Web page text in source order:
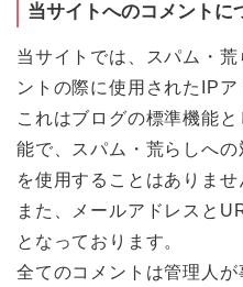
当サイトへのコメントに
当サイトでは、スパム・
ントの際に使用されたIPア
これはブログの標準機能
能で、スパム・荒らしへ
を使用することはありませ
また、メールアドレスと
となっております。
全てのコメントは管理人が